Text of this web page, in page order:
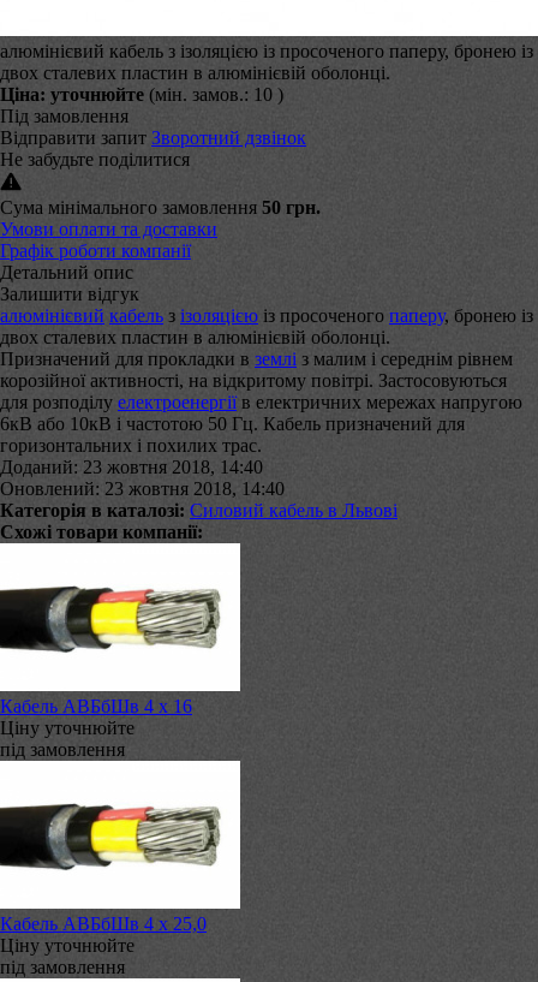
алюмінієвий кабель з ізоляцією із просоченого паперу, бронею із
двох сталевих пластин в алюмінієвій оболонці.
Ціна: уточнюйте (мін. замов.: 10 )
Під замовлення
Відправити запит Зворотний дзвінок
Не забудьте поділитися
Сума мінімального замовлення 50 грн.
Умови оплати та доставки
Графік роботи компанії
Детальний опис
Залишити відгук
алюмінієвий кабель з ізоляцією із просоченого паперу, бронею із
двох сталевих пластин в алюмінієвій оболонці.
Призначений для прокладки в землі з малим і середнім рівнем
корозійної активності, на відкритому повітрі. Застосовуються
для розподілу електроенергіїв електричних мережах напругою
6кВ або 10кВ і частотою 50 Гц. Кабель призначений для
горизонтальних і похилих трас.
Доданий: 23 жовтня 2018, 14:40
Оновлений: 23 жовтня 2018, 14:40
Категорія в каталозі: Силовий кабель в Львові
Схожі товари компанії:
Кабель АВБбШв 4 х 16
Ціну уточнюйте
під замовлення
Кабель АВБбШв 4 х 25,0
Ціну уточнюйте
під замовлення